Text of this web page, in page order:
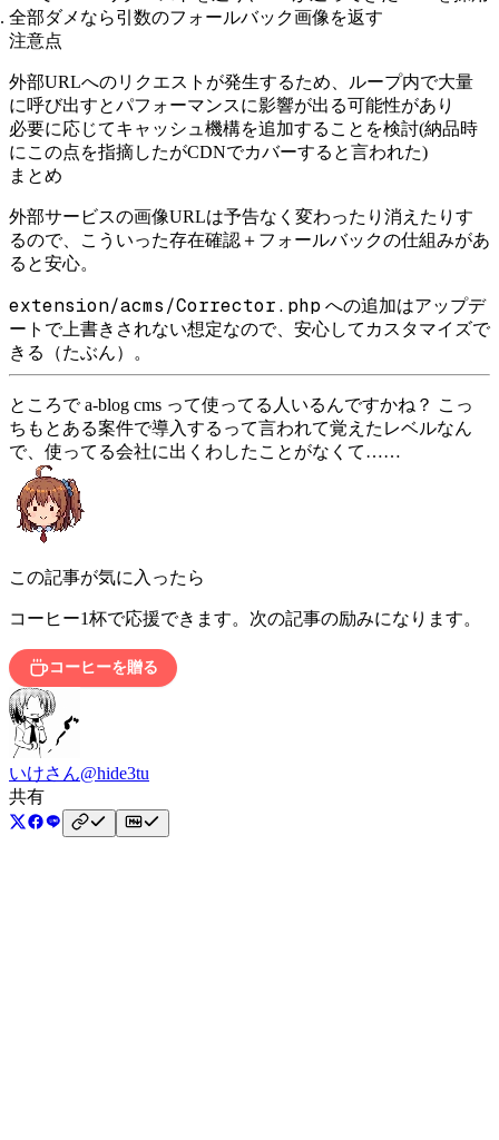
全部ダメなら引数のフォールバック画像を返す
注意点
外部URLへのリクエストが発生するため、ループ内で大量
に呼び出すとパフォーマンスに影響が出る可能性があり
必要に応じてキャッシュ機構を追加することを検討(納品時
にこの点を指摘したがCDNでカバーすると言われた)
まとめ
外部サービスの画像URLは予告なく変わったり消えたりす
るので、こういった存在確認＋フォールバックの仕組みがあ
ると安心。
extension/acms/Corrector.php への追加はアップデ
ートで上書きされない想定なので、安心してカスタマイズで
きる（たぶん）。
ところで a-blog cms って使ってる人いるんですかね？ こっ
ちもとある案件で導入するって言われて覚えたレベルなん
で、使ってる会社に出くわしたことがなくて……
この記事が気に入ったら
コーヒー1杯で応援できます。次の記事の励みになります。
コーヒーを贈る
いけさん@hide3tu
共有